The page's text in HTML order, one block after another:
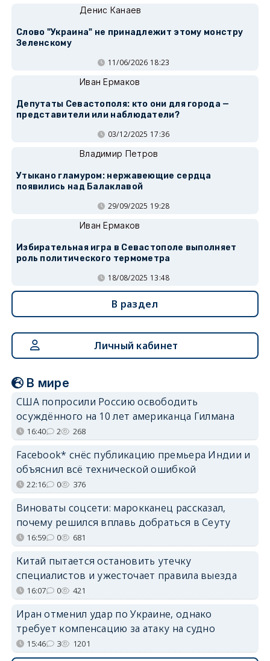
Денис Канаев
Слово "Украина" не принадлежит этому монстру
Зеленскому
11/06/2026 18:23
Иван Ермаков
Депутаты Севастополя: кто они для города —
представители или наблюдатели?
03/12/2025 17:36
Владимир Петров
Утыкано гламуром: нержавеющие сердца
появились над Балаклавой
29/09/2025 19:28
Иван Ермаков
Избирательная игра в Севастополе выполняет
роль политического термометра
18/08/2025 13:48
В раздел
Личный кабинет
В мире
США попросили Россию освободить
осуждённого на 10 лет американца Гилмана
16:40 2 268
Facebook* снёс публикацию премьера Индии и
объяснил всё технической ошибкой
22:16 0 376
Виноваты соцсети: марокканец рассказал,
почему решился вплавь добраться в Сеуту
16:59 0 681
Китай пытается остановить утечку
специалистов и ужесточает правила выезда
16:07 0 421
Иран отменил удар по Украине, однако
требует компенсацию за атаку на судно
15:46 3 1201